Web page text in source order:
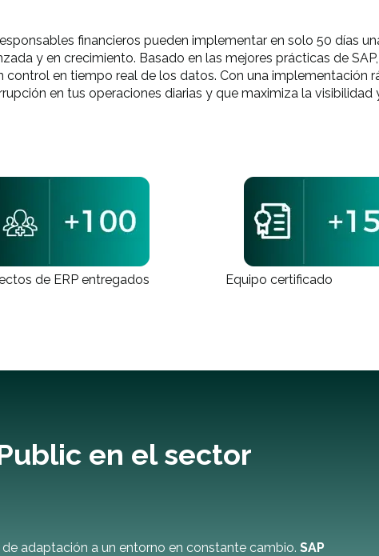
financieros pueden implementar en solo 50 días
y en crecimiento. Basado en las mejores prácticas de
en tiempo real de los datos. Con una implementación
en tus operaciones diarias y que maximiza la
de ERP entregados Equipo certificado
en el sector
adaptación a un entorno en constante cambio. SAP